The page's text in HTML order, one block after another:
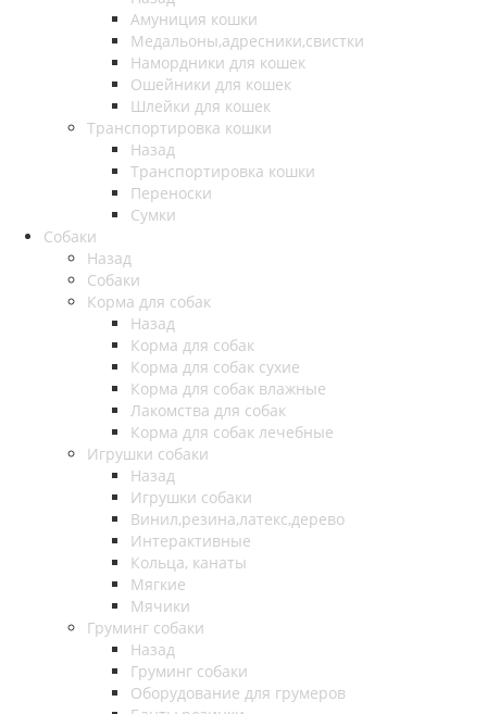
Амуниция кошки
Медальоны,адресники,свистки
Намордники для кошек
Ошейники для кошек
Шлейки для кошек
Транспортировка кошки
Назад
Транспортировка кошки
Переноски
Сумки
Собаки
Назад
Собаки
Корма для собак
Назад
Корма для собак
Корма для собак сухие
Корма для собак влажные
Лакомства для собак
Корма для собак лечебные
Игрушки собаки
Назад
Игрушки собаки
Винил,резина,латекс,дерево
Интерактивные
Кольца, канаты
Мягкие
Мячики
Груминг собаки
Назад
Груминг собаки
Оборудование для грумеров